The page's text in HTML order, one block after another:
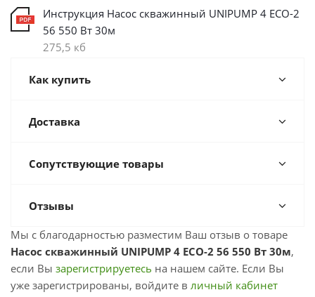
Инструкция Насос скважинный UNIPUMP 4 ECO-2
56 550 Вт 30м
275,5 кб
Как купить
Доставка
Сопутствующие товары
Отзывы
Мы с благодарностью разместим Ваш отзыв о товаре
Насос скважинный UNIPUMP 4 ECO-2 56 550 Вт 30м,
если Вы зарегистрируетесь на нашем сайте. Если Вы
уже зарегистрированы, войдите в личный кабинет